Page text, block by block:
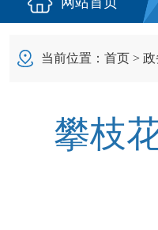
当前位置： 首页 > 政
攀枝